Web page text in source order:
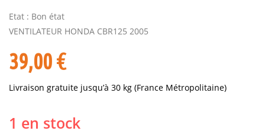
Etat : Bon état
VENTILATEUR HONDA CBR125 2005
39,00€
Livraison gratuite jusqu’à 30 kg (France Métropolitaine)
1 en stock